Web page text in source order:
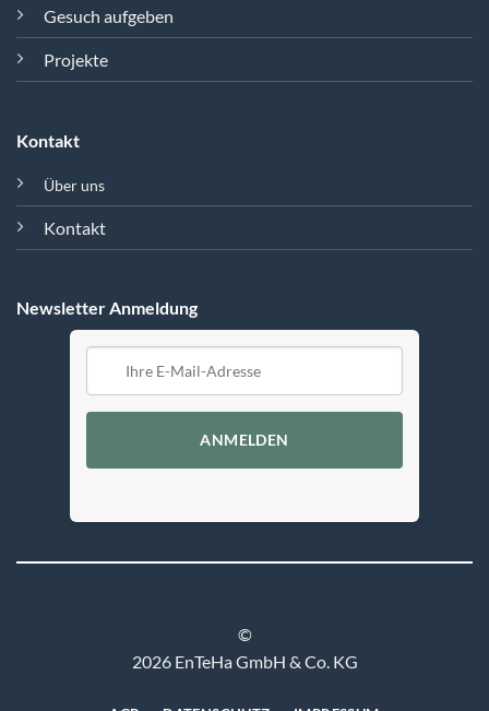
Gesuch aufgeben
Projekte
Kontakt
Über uns
Kontakt
Newsletter Anmeldung
ANMELDEN
©
2026 EnTeHa GmbH & Co. KG